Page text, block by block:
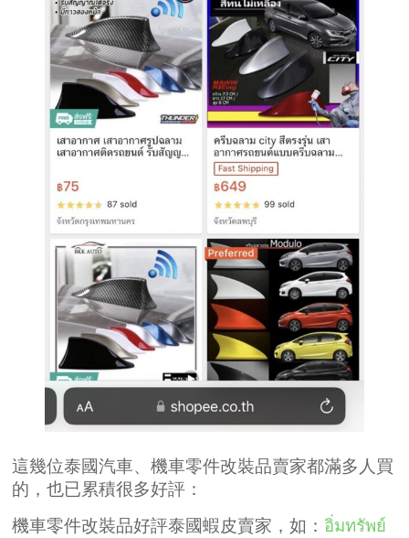
這幾位泰國汽車、機車零件改裝品賣家都滿多人買
的，也已累積很多好評：
機車零件改裝品好評泰國蝦皮賣家，如： อิ่มทรัพย์